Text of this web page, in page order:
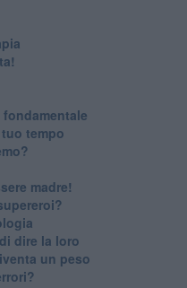
tempo
madre!
dire la loro
un peso